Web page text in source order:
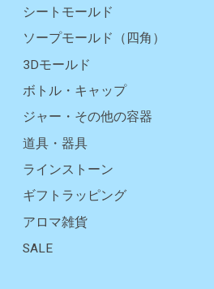
シートモールド
ソープモールド（四角）
3Dモールド
ボトル・キャップ
ジャー・その他の容器
道具・器具
ラインストーン
ギフトラッピング
アロマ雑貨
SALE